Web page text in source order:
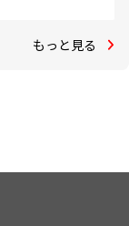
もっと見る